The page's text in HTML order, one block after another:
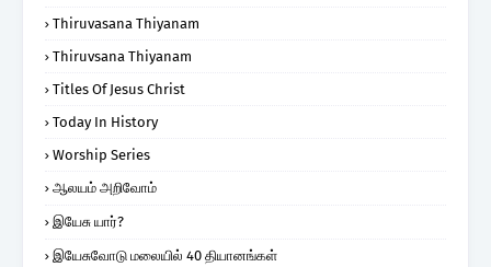
Thiruvasana Thiyanam
Thiruvsana Thiyanam
Titles Of Jesus Christ
Today In History
Worship Series
ஆலயம் அறிவோம்
இயேசு யார்?
இயேசுவோடு மலையில் 40 தியானங்கள்